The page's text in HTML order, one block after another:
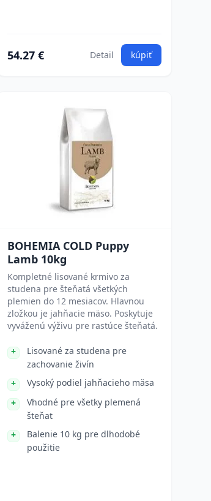
54.27 € Detail kúpiť
BOHEMIA COLD Puppy
Lamb 10kg
Kompletné lisované krmivo za
studena pre šteňatá všetkých
plemien do 12 mesiacov. Hlavnou
zložkou je jahňacie mäso. Poskytuje
vyváženú výživu pre rastúce šteňatá.
Lisované za studena pre
zachovanie živín
Vysoký podiel jahňacieho mäsa
Vhodné pre všetky plemená
šteňat
Balenie 10 kg pre dlhodobé
použitie